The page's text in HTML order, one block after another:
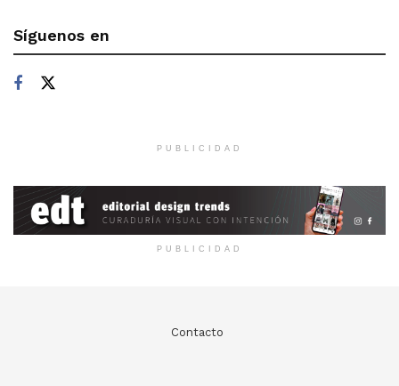
Síguenos en
PUBLICIDAD
PUBLICIDAD
Contacto